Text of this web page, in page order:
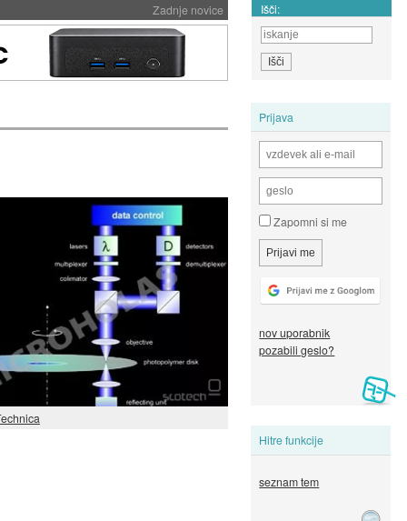
Zadnje novice Išči:
Prijava
Zapomni si me
nov uporabnik
pozabili geslo?
Hitre funkcije
seznam tem